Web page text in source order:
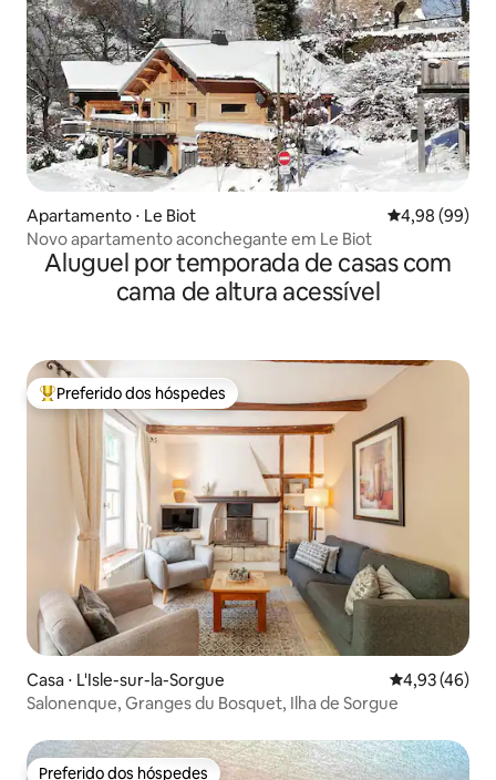
Apartamento ⋅ Le Biot 4,98 de uma
4,98 (99)
Novo apartamento aconchegante em Le Biot
Aluguel por temporada de casas com
cama de altura acessível
Entre os melhores preferidos dos hóspedes
Preferido dos hóspedes
Casa ⋅ L'Isle-sur-la-Sorgue 4,93 de uma
4,93 (46)
Salonenque, Granges du Bosquet, Ilha de Sorgue
Preferido dos hóspedes